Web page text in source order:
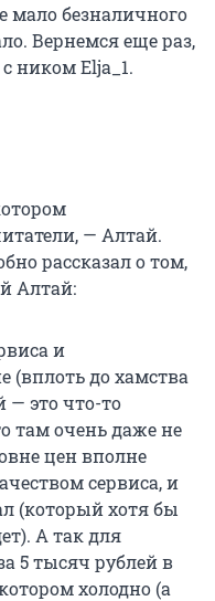
мало безналичного
Вернемся еще раз,
ником Elja_1.
— Алтай.
рассказал о том,
Алтай:
и
(вплоть до хамства
— это что-то
там очень даже не
цен вполне
сервиса, и
(который хотя бы
А так для
5 тысяч рублей в
холодно (а